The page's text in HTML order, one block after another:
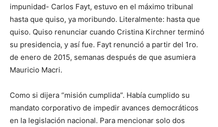
impunidad- Carlos Fayt, estuvo en el máximo tribunal
hasta que quiso, ya moribundo. Literalmente: hasta que
quiso. Quiso renunciar cuando Cristina Kirchner terminó
su presidencia, y así fue. Fayt renunció a partir del 1ro.
de enero de 2015, semanas después de que asumiera
Mauricio Macri.
Como si dijera “misión cumplida”. Había cumplido su
mandato corporativo de impedir avances democráticos
en la legislación nacional. Para mencionar solo dos